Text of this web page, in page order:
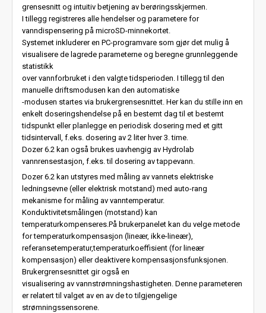
grensesnitt og intuitiv betjening av berøringsskjermen.
I tillegg registreres alle hendelser og parametere for
vanndispensering på microSD-minnekortet.
Systemet inkluderer en PC-programvare som gjør det mulig å
visualisere de lagrede parameterne og beregne grunnleggende
statistikk
over vannforbruket i den valgte tidsperioden. I tillegg til den
manuelle driftsmodusen kan den automatiske
-modusen startes via brukergrensesnittet. Her kan du stille inn en
enkelt doseringshendelse på en bestemt dag til et bestemt
tidspunkt eller planlegge en periodisk dosering med et gitt
tidsintervall, f.eks. dosering av 2 liter hver 3. time.
Dozer 6.2 kan også brukes uavhengig av Hydrolab
vannrensestasjon, f.eks. til dosering av tappevann.
Dozer 6.2 kan utstyres med måling av vannets elektriske
ledningsevne (eller elektrisk motstand) med auto-rang
mekanisme for måling av vanntemperatur.
Konduktivitetsmålingen (motstand) kan
temperaturkompenseres.På brukerpanelet kan du velge metode
for temperaturkompensasjon (lineær, ikke-lineær),
referansetemperatur,temperaturkoeffisient (for lineær
kompensasjon) eller deaktivere kompensasjonsfunksjonen.
Brukergrensesnittet gir også en
visualisering av vannstrømningshastigheten. Denne parameteren
er relatert til valget av en av de to tilgjengelige
strømningssensorene.